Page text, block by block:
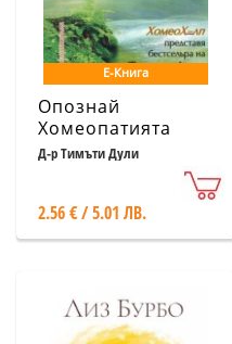
Е-Книга
Опознай
Хомеопатията
Д-р Тимъти Дули
2.56 € / 5.01 ЛВ.